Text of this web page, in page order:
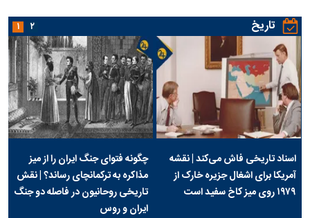
تاریخ
اسناد تاریخی فاش می‌کند | نقشه
آمریکا برای اشغال جزیره خارک از
۱۹۷۹ روی میز کاخ سفید است
چگونه فتوای جنگ ایران را از میز
مذاکره به ترکمانچای رساند؟ | نقش
تاریخی روحانیون در فاصله دو جنگ
ایران و روس
۱ ۲